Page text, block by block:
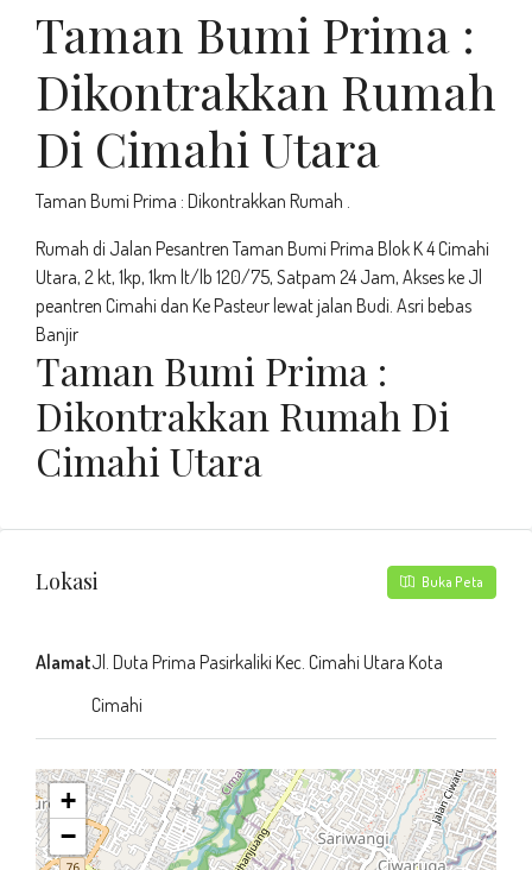
Taman Bumi Prima :
Dikontrakkan Rumah
Di Cimahi Utara
Taman Bumi Prima : Dikontrakkan Rumah .
Rumah di Jalan Pesantren Taman Bumi Prima Blok K 4 Cimahi
Utara, 2 kt, 1kp, 1km lt/lb 120/75, Satpam 24 Jam, Akses ke Jl
peantren Cimahi dan Ke Pasteur lewat jalan Budi. Asri bebas
Banjir
Taman Bumi Prima :
Dikontrakkan Rumah Di
Cimahi Utara
Lokasi Buka Peta
AlamatJl. Duta Prima Pasirkaliki Kec. Cimahi Utara Kota
Cimahi
+
−